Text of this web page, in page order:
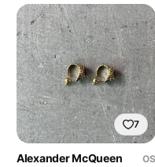
7
Alexander McQueen
OS